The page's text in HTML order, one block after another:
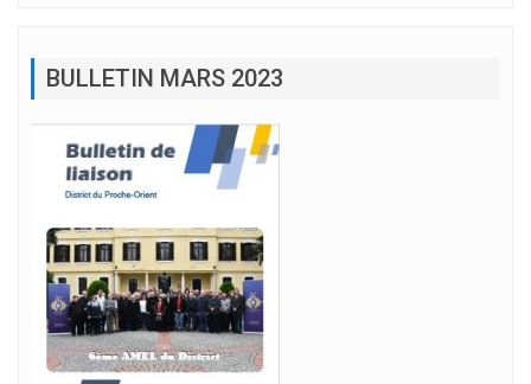
BULLETIN MARS 2023